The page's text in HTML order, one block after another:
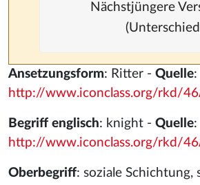
Nächstjüngere
Ansetzungsform: Ritter - Quelle:
http://www.iconclass.org/rkd/
Begriff englisch: knight - Quelle:
http://www.iconclass.org/rkd/
Oberbegriff: soziale Schichtung,